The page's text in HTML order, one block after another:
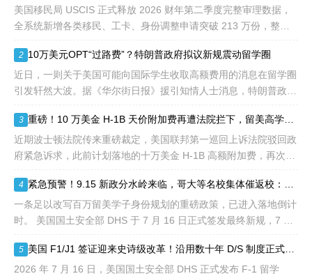
先"移民类别的申请。EB1A
不需要雇主支持、不用办理
等的限制，所以也愈来愈受
到中国杰出人才的青睐。
美国移民局 USCIS 正式释放 2026 财年第二季度完整审理数据，
全系统新增各类移民、工卡、身份调整申请突破 213 万份，整体
2 10万美元OPT“过路费”？特朗普政府拟议新规震动留学圈
近日，一则关于美国可能向国际学生收取高额费用的消息在留学圈
引发轩然大波。据《华尔街日报》援引知情人士消息，特朗普政府
中可能包括高达10万美元
3
近期波士顿法院传来重磅裁定，美国联邦第一巡回上诉法院驳回政
府紧急诉求，此前计划落地的十万美金 H-1B 高额附加费，再次被
4
一条足以改写百万留美学子身份规划的重磅政策，已进入落地倒计
时。 美国国土安全部 DHS 于 7 月 16 日正式签发最终新规，7 月
5
2026 年 7 月 16 日，美国国土安全部 DHS 正式发布 F-1 留学